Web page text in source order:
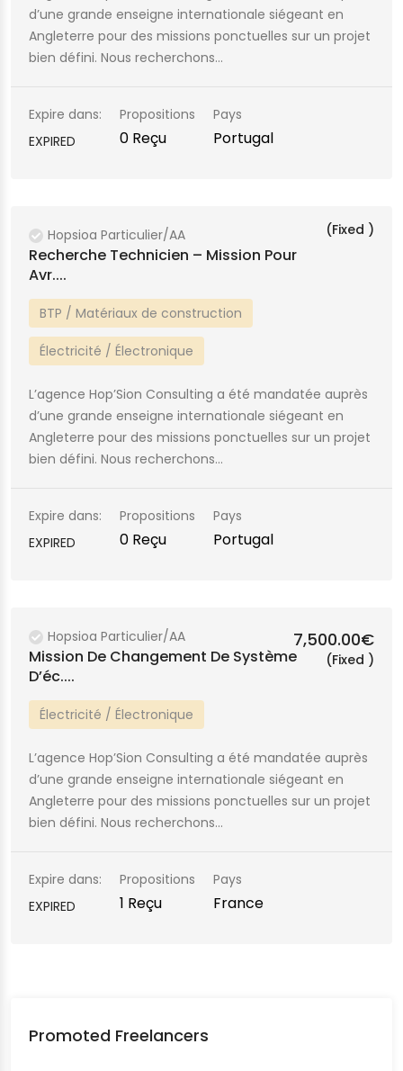
d’une grande enseigne internationale siégeant en
Angleterre pour des missions ponctuelles sur un projet
bien défini. Nous recherchons…
Expire dans:
EXPIRED
Propositions
0 Reçu
Pays
Portugal
Hopsioa Particulier/AA (Fixed )
Recherche Technicien – Mission Pour
Avr....
BTP / Matériaux de construction
Électricité / Électronique
L’agence Hop’Sion Consulting a été mandatée auprès
d’une grande enseigne internationale siégeant en
Angleterre pour des missions ponctuelles sur un projet
bien défini. Nous recherchons…
Expire dans:
EXPIRED
Propositions
0 Reçu
Pays
Portugal
Hopsioa Particulier/AA 7,500.00€
(Fixed )
Mission De Changement De Système
D’éc....
Électricité / Électronique
L’agence Hop’Sion Consulting a été mandatée auprès
d’une grande enseigne internationale siégeant en
Angleterre pour des missions ponctuelles sur un projet
bien défini. Nous recherchons…
Expire dans:
EXPIRED
Propositions
1 Reçu
Pays
France
Promoted Freelancers